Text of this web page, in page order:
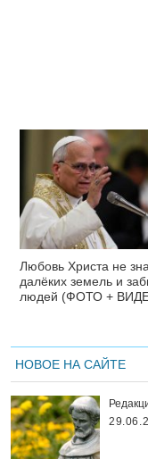
Любовь Христа не
далёких земель и
людей (ФОТО +
НОВОЕ НА САЙТЕ